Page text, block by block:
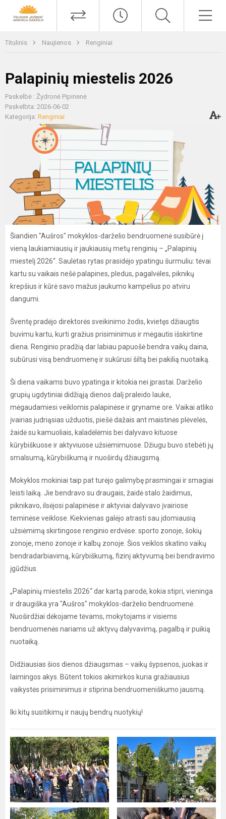
Titulinis Naujienos Renginiai
Palapinių miestelis 2026
Paskelbė : Žydronė Pipirienė
Paskelbta: 2026-06-02
Kategorija: Renginiai
Šiandien "Aušros" mokyklos-darželio bendruomenė susibūrė į
vieną laukiamiausių ir jaukiausių metų renginių – „Palapinių
miestelį 2026“. Saulėtas rytas prasidėjo ypatingu šurmuliu: tėvai
kartu su vaikais nešė palapines, pledus, pagalvėles, piknikų
krepšius ir kūrė savo mažus jaukumo kampelius po atviru
dangumi.
Šventę pradėjo direktorės sveikinimo žodis, kvietęs džiaugtis
buvimu kartu, kurti gražius prisiminimus ir mėgautis išskirtine
diena. Renginio pradžią dar labiau papuošė bendra vaikų daina,
subūrusi visą bendruomenę ir sukūrusi šiltą bei pakilią nuotaiką.
Ši diena vaikams buvo ypatinga ir kitokia nei įprastai. Darželio
grupių ugdytiniai didžiąją dienos dalį praleido lauke,
mėgaudamiesi veiklomis palapinėse ir gryname ore. Vaikai atliko
įvairias judriąsias užduotis, piešė dažais ant maistinės plėvelės,
žaidė su kamuoliais, kaladėlėmis bei dalyvavo kituose
kūrybiškuose ir aktyviuose užsiėmimuose. Džiugu buvo stebėti jų
smalsumą, kūrybiškumą ir nuoširdų džiaugsmą.
Mokyklos mokiniai taip pat turėjo galimybę prasmingai ir smagiai
leisti laiką. Jie bendravo su draugais, žaidė stalo žaidimus,
piknikavo, ilsėjosi palapinėse ir aktyviai dalyvavo įvairiose
teminėse veiklose. Kiekvienas galėjo atrasti sau įdomiausią
užsiėmimą skirtingose renginio erdvėse: sporto zonoje, šokių
zonoje, meno zonoje ir kalbų zonoje. Šios veiklos skatino vaikų
bendradarbiavimą, kūrybiškumą, fizinį aktyvumą bei bendravimo
įgūdžius.
„Palapinių miestelis 2026“ dar kartą parodė, kokia stipri, vieninga
ir draugiška yra "Aušros" mokyklos-darželio bendruomenė.
Nuoširdžiai dėkojame tėvams, mokytojams ir visiems
bendruomenės nariams už aktyvų dalyvavimą, pagalbą ir puikią
nuotaiką.
Didžiausias šios dienos džiaugsmas – vaikų šypsenos, juokas ir
laimingos akys. Būtent tokios akimirkos kuria gražiausius
vaikystės prisiminimus ir stiprina bendruomeniškumo jausmą.
Iki kitų susitikimų ir naujų bendrų nuotykių!